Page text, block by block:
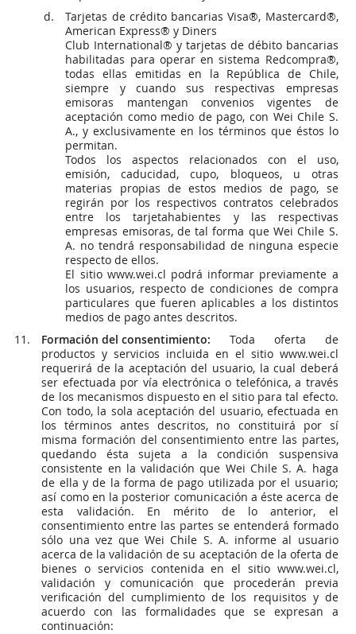
Tarjetas de crédito bancarias Visa®, Mastercard®,
American Express® y Diners
Club International® y tarjetas de débito bancarias
habilitadas para operar en sistema Redcompra®,
todas ellas emitidas en la República de Chile,
siempre y cuando sus respectivas empresas
emisoras mantengan convenios vigentes de
aceptación como medio de pago, con Wei Chile S.
A., y exclusivamente en los términos que éstos lo
permitan.
Todos los aspectos relacionados con el uso,
emisión, caducidad, cupo, bloqueos, u otras
materias propias de estos medios de pago, se
regirán por los respectivos contratos celebrados
entre los tarjetahabientes y las respectivas
empresas emisoras, de tal forma que Wei Chile S.
A. no tendrá responsabilidad de ninguna especie
respecto de ellos.
El sitio www.wei.cl podrá informar previamente a
los usuarios, respecto de condiciones de compra
particulares que fueren aplicables a los distintos
medios de pago antes descritos.
Formación del consentimiento: Toda oferta de
productos y servicios incluida en el sitio www.wei.cl
requerirá de la aceptación del usuario, la cual deberá
ser efectuada por vía electrónica o telefónica, a través
de los mecanismos dispuesto en el sitio para tal efecto.
Con todo, la sola aceptación del usuario, efectuada en
los términos antes descritos, no constituirá por sí
misma formación del consentimiento entre las partes,
quedando ésta sujeta a la condición suspensiva
consistente en la validación que Wei Chile S. A. haga
de ella y de la forma de pago utilizada por el usuario;
así como en la posterior comunicación a éste acerca de
esta validación. En mérito de lo anterior, el
consentimiento entre las partes se entenderá formado
sólo una vez que Wei Chile S. A. informe al usuario
acerca de la validación de su aceptación de la oferta de
bienes o servicios contenida en el sitio www.wei.cl,
validación y comunicación que procederán previa
verificación del cumplimiento de los requisitos y de
acuerdo con las formalidades que se expresan a
continuación: